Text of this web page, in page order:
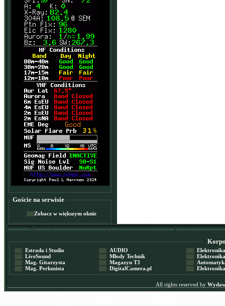
Goście na serwisie
Zobacz w większym oknie
Estrada i Studio
LiveSound
Mag. Gitarzysta
Mag. Perkusista
AUDIO
Młody Technik
Magazyn T3
DigitalCamera.pl
Elektronika
Elektronika
Automatyka
Elektronika
All rights reserved by